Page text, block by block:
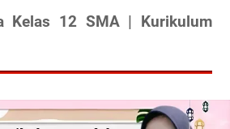
Kelas 12 SMA | Kurikulum